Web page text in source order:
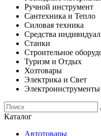
Ручной инструмент
Сантехника и Тепло
Силовая техника
Средства
Станки
Строительное
Туризм и Отдых
Хозтовары
Электрика и Свет
Электроинструменты
Каталог
Автотовары